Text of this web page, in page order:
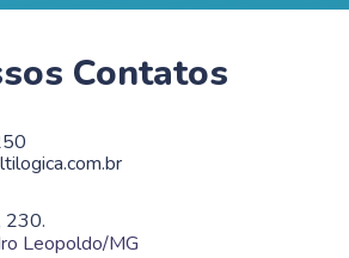
Contatos
230.
Leopoldo/MG